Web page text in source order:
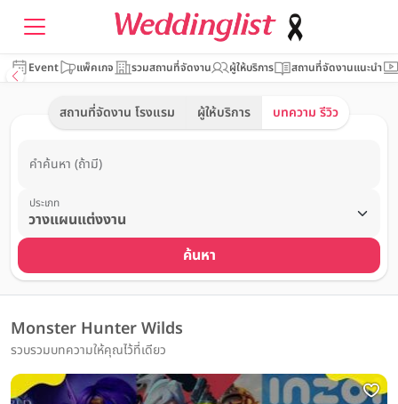
Event แพ็คเกจ รวมสถานที่จัดงาน ผู้ให้บริการ สถานที่จัดงานแนะนำ
สถานที่จัดงาน โรงแรม ผู้ให้บริการ บทความ รีวิว
คำค้นหา (ถ้ามี)
ประเภท
ค้นหา
Monster Hunter Wilds
รวบรวมบทความให้คุณไว้ที่เดียว